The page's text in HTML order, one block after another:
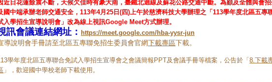
近日花蓮餘震不斷，天候欠佳時有豪大雨，臺鐵北迴線及蘇花公路交通中斷。為顧及全體與會
國中端承辦老師交通安全，113年4月25日(四)上午於慈濟科技大學辦理之「113學年度北區五專
入學招生宣導說明會」改為線上視訊Google Meet方式辦理。
訊會議連結網址： https://meet.google.com/hba-yysr-jun
導說明會手冊請至北區五專聯免招生委員會官網下載專區下載。
學年度北區五專聯合免試入學招生宣導會之會議簡報PPT及會議手冊等檔案，公告於「 8.下載
」，歡迎國中學校老師下載使用。